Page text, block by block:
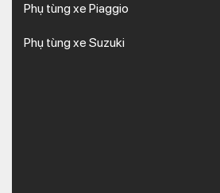
Phụ tùng xe Piaggio
Phụ tùng xe Suzuki